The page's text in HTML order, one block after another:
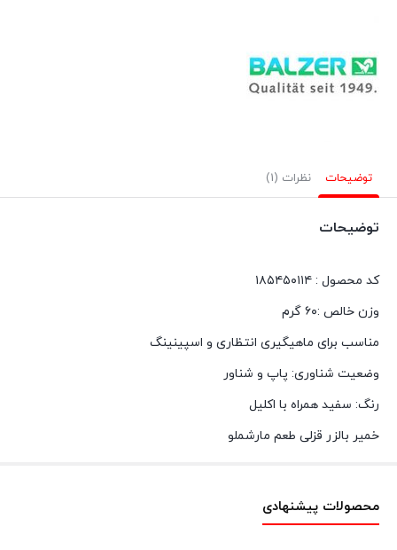
شناور
بالزر
Trout
Marshmallow
توضیحات نظرات (1)
توضیحات
کد محصول : ۱۸۵۴۵۰۱۱۴
وزن خالص :۶۰ گرم
مناسب برای ماهیگیری انتظاری و اسپینینگ
وضعیت شناوری: پاپ و شناور
رنگ: سفید همراه با اکلیل
خمیر بالزر قزلی طعم مارشملو
محصولات پیشنهادی